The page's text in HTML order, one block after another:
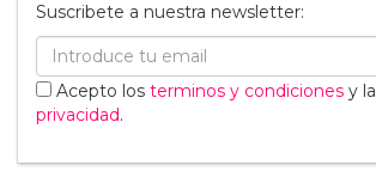
Suscribete a nuestra newsletter:
Acepto los terminos y condiciones y la
privacidad.